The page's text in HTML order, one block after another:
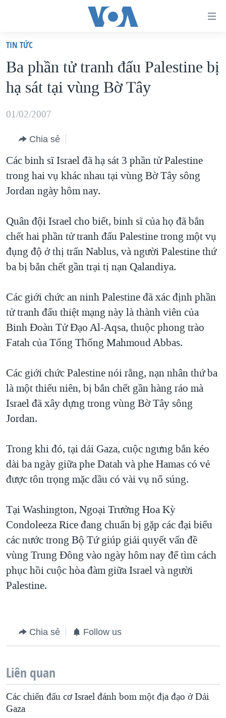
truy
cập
Tới
dung
chính
điều
hướng
chính
tới
"Tìm"
VIỆT NAM
HOA KỲ
BIỂN ĐÔNG
BLOG
DIỄN ĐÀN
MỤC
VẠCH TRẦN TIN GIẢ
NGƯỜI VIỆT HẢI NGOẠI
ĐỜI SỐNG
KINH TẾ
KHOA HỌC
SỨC KHOẺ
VĂN HOÁ
THỂ THAO
CHUYÊN ĐỀ
CHIẾN TRANH THƯƠNG MẠI CỦA MỸ: QUÁ KHỨ VÀ HIỆN
HÀNH TRÌNH BẦU CỬ 2024
MỘT NĂM CHIẾN TRANH TẠI DẢI GAZA
NGÀY TỊ NẠN THẾ GIỚI
TRỊNH VĨNH BÌNH - NGƯỜI HẠ 'BÊN THẮNG CUỘC'
GROUND ZERO – XƯA VÀ NAY
CÁC GIÁ TRỊ CỘNG HÒA Ở VIỆT NAM
THƯỢNG ĐỈNH TRUMP-KIM TẠI VIỆT NAM
TRỊNH VĨNH BÌNH VS. CHÍNH PHỦ VIỆT NAM
BÊN KIA QUỐC LỘ: TIẾNG VỌNG TỪ NÔNG THÔN MỸ
QUAN HỆ VIỆT MỸ
HỌC TIẾNG ANH
VIDEO
NGHE
Ngôn ngữ khác
TIN TỨC
Ba phần tử tranh đấu Palestine bị
hạ sát tại vùng Bờ Tây
01/02/2007
Chia sẻ
Các binh sĩ Israel đã hạ sát 3 phần tử Palestine
trong hai vụ khác nhau tại vùng Bờ Tây sông
Jordan ngày hôm nay.
Quân đội Israel cho biết, binh sĩ của họ đã bắn
chết hai phần tử tranh đấu Palestine trong một vụ
đụng độ ở thị trấn Nablus, và người Palestine thứ
ba bị bắn chết gần trại tị nạn Qalandiya.
Các giới chức an ninh Palestine đã xác định phần
tử tranh đấu thiệt mạng này là thành viên của
Binh Đoàn Tử Đạo Al-Aqsa, thuộc phong trào
Fatah của Tổng Thống Mahmoud Abbas.
Các giới chức Palestine nói rằng, nạn nhân thứ ba
là một thiếu niên, bị bắn chết gần hàng ráo mà
Israel đã xây dựng trong vùng Bờ Tây sông
Jordan.
Trong khi đó, tại dải Gaza, cuộc ngưng bắn kéo
dài ba ngày giữa phe Datah và phe Hamas có vẻ
được tôn trọng mặc dầu có vài vụ nổ súng.
Tại Washington, Ngoại Trưởng Hoa Kỳ
Condoleeza Rice đang chuẩn bị gặp các đại biểu
các nước trong Bộ Tứ giúp giải quyết vấn đề
vùng Trung Đông vào ngày hôm nay để tìm cách
phục hồi cuộc hòa đàm giữa Israel và người
Palestine.
Chia sẻ Follow us
Liên quan
Các chiến đấu cơ Israel đánh bom một địa đạo ở Dải
Gaza